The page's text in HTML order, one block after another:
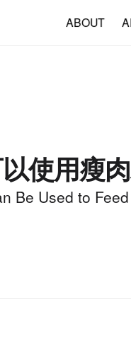
ABOUT
使用瘦肉
Be Used to